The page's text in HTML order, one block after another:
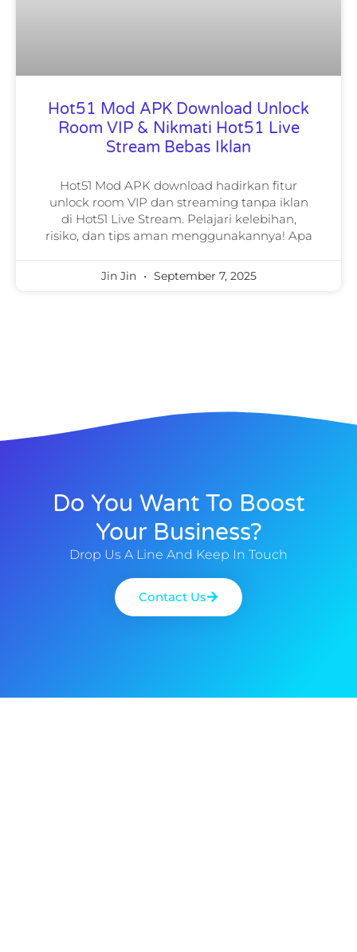
Hot51 Mod APK Download Unlock
Room VIP & Nikmati Hot51 Live
Stream Bebas Iklan
Hot51 Mod APK download hadirkan fitur
unlock room VIP dan streaming tanpa iklan
di Hot51 Live Stream. Pelajari kelebihan,
risiko, dan tips aman menggunakannya! Apa
Jin Jin September 7, 2025
Do You Want To Boost
Your Business?
Drop Us A Line And Keep In Touch
Contact Us